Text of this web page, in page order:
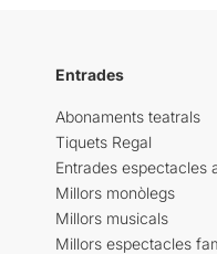
Entrades
Abonaments teatrals
Tiquets Regal
Entrades espectacles
Millors monòlegs
Millors musicals
Millors espectacles